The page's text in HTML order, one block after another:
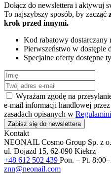
Dołącz do newslettera i aktywuj
To najszybszy sposób, by zacząć
krok przed innymi.
Kod rabatowy dostarczany
Pierwszeństwo w dostępie
Specjalne oferty dostępne
Wyrażam zgodę na
e-mail informacji handlowej
zasadach opisanych w
Zapisz się do newslettera
Kontakt
NEONAIL Cosmo Group Sp. z
ul. Dojazd 15, 62-090 Kiekrz
+48 612 502 439 Pon. – Pt.
znn@neonail.com